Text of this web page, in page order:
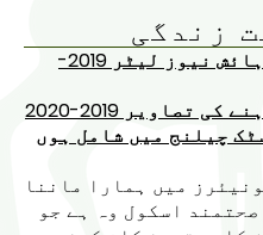
زندگی
صحت مند رہائش نیوز لیٹر 2019-
تصاویر 2019-2020
چیلنج میں شامل ہوں
میں ہمارا ماننا
صحتمند اسکول وہ ہے جو